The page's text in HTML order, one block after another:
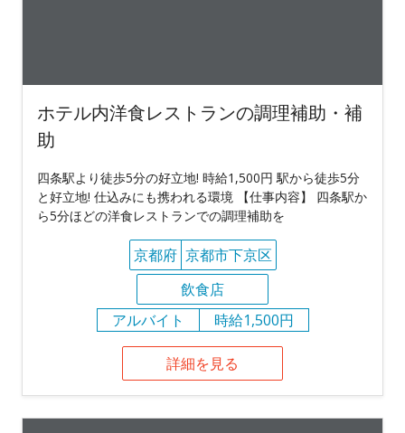
ホテル内洋食レストランの調理補助・補
助
四条駅より徒歩5分の好立地! 時給1,500円 駅から徒歩5分
と好立地! 仕込みにも携われる環境 【仕事内容】 四条駅か
ら5分ほどの洋食レストランでの調理補助を
京都府 京都市下京区
飲食店
アルバイト
時給1,500円
詳細を見る